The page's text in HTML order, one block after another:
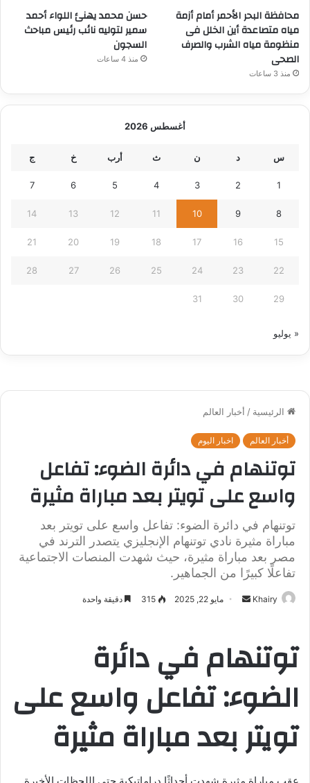
محافظة البحر الأحمر أمام أزمة
مياه متصاعدة أين الخلل فى
منظومة مياه الشرب والصرف
الصحى
منذ 3 ساعات
حسن محمد يهنئ اللواء أحمد
سمير لتوليه نائب رئيس مباحث
السجون
منذ 4 ساعات
أغسطس 2026
س د ن ث أرب خ ج
1
2
3
4
5
6
7
8
9
10
11
12
13
14
15
16
17
18
19
20
21
22
23
24
25
26
27
28
29
30
31
« يوليو